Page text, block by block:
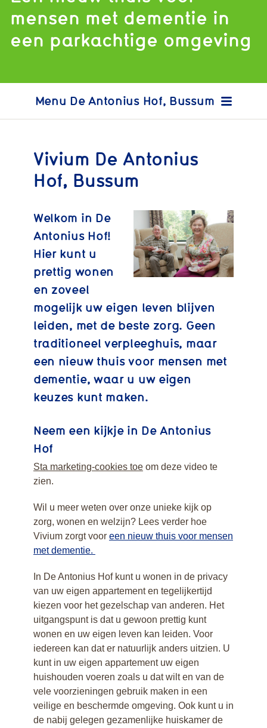
mensen met dementie in
een parkachtige omgeving
De Antonius Hof, Bussum
Vivium De Antonius
Hof, Bussum
Welkom in De
Antonius Hof!
Hier kunt u
prettig wonen
en zoveel
mogelijk uw eigen leven blijven
leiden, met de beste zorg. Geen
traditioneel verpleeghuis, maar
een nieuw thuis voor mensen met
dementie, waar u uw eigen
keuzes kunt maken.
Neem een kijkje in De Antonius
Hof
Sta marketing-cookies toeom deze video te
zien.
Wil u meer weten over onze unieke kijk op
zorg, wonen en welzijn? Lees verder hoe
Vivium zorgt voor een nieuw thuis voor mensen
met dementie.
In De Antonius Hof kunt u wonen in de privacy
van uw eigen appartement en tegelijkertijd
kiezen voor het gezelschap van anderen. Het
uitgangspunt is dat u gewoon prettig kunt
wonen en uw eigen leven kan leiden. Voor
iedereen kan dat er natuurlijk anders uitzien. U
kunt in uw eigen appartement uw eigen
huishouden voeren zoals u dat wilt en van de
vele voorzieningen gebruik maken in een
veilige en beschermde omgeving. Ook kunt u in
de nabij gelegen gezamenlijke huiskamer de